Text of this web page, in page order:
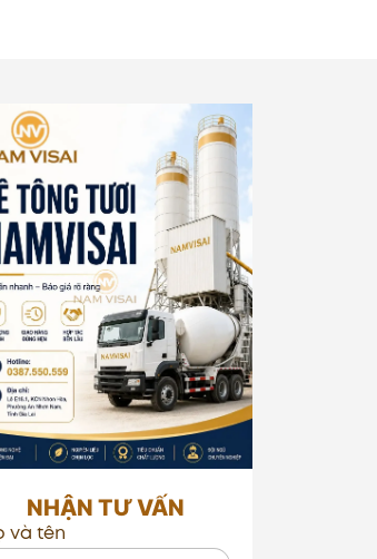
NHẬN TƯ VẤN
và tên